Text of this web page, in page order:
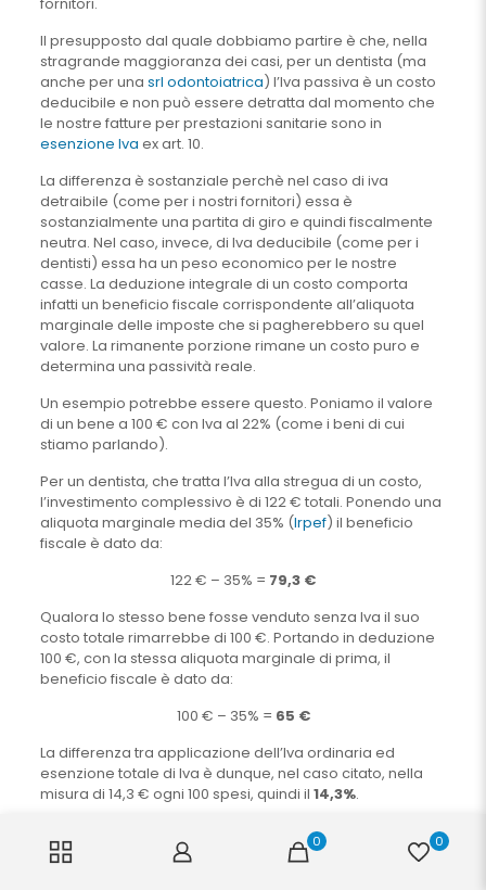
fornitori.
Il presupposto dal quale dobbiamo partire è che, nella
stragrande maggioranza dei casi, per un dentista (ma
anche per una srl odontoiatrica) l’Iva passiva è un costo
deducibile e non può essere detratta dal momento che
le nostre fatture per prestazioni sanitarie sono in
esenzione Iva ex art. 10.
La differenza è sostanziale perchè nel caso di iva
detraibile (come per i nostri fornitori) essa è
sostanzialmente una partita di giro e quindi fiscalmente
neutra. Nel caso, invece, di Iva deducibile (come per i
dentisti) essa ha un peso economico per le nostre
casse. La deduzione integrale di un costo comporta
infatti un beneficio fiscale corrispondente all’aliquota
marginale delle imposte che si pagherebbero su quel
valore. La rimanente porzione rimane un costo puro e
determina una passività reale.
Un esempio potrebbe essere questo. Poniamo il valore
di un bene a 100 € con Iva al 22% (come i beni di cui
stiamo parlando).
Per un dentista, che tratta l’Iva alla stregua di un costo,
l’investimento complessivo è di 122 € totali. Ponendo una
aliquota marginale media del 35% (Irpef) il beneficio
fiscale è dato da:
122 € – 35% = 79,3 €
Qualora lo stesso bene fosse venduto senza Iva il suo
costo totale rimarrebbe di 100 €. Portando in deduzione
100 €, con la stessa aliquota marginale di prima, il
beneficio fiscale è dato da:
100 € – 35% = 65 €
La differenza tra applicazione dell’Iva ordinaria ed
esenzione totale di Iva è dunque, nel caso citato, nella
misura di 14,3 € ogni 100 spesi, quindi il 14,3%.
Lo stesso identico caso per una Srl Odontoiatrica (che
sconta
al 24%) porterebbe ad un aggravio ulteriore
0 0